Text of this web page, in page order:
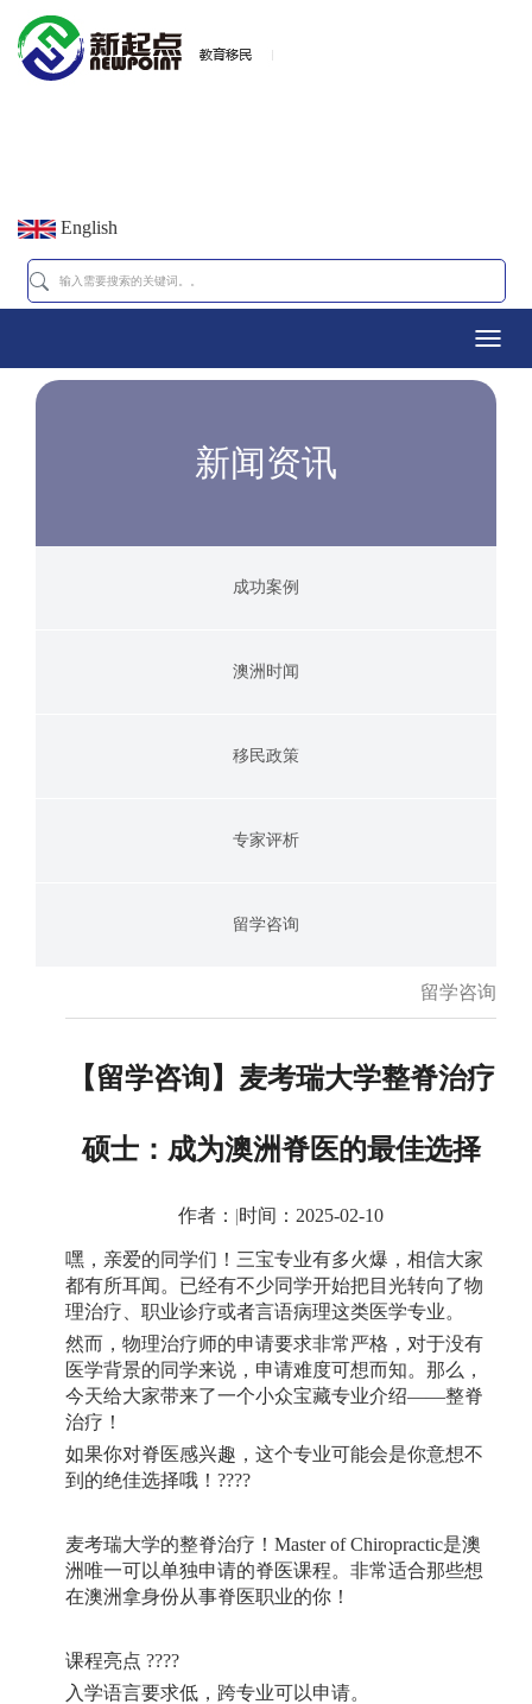
English
新闻资讯
成功案例
澳洲时闻
移民政策
专家评析
留学咨询
留学咨询
【留学咨询】麦考瑞大学整脊治疗
硕士：成为澳洲脊医的最佳选择
作者： |时间：2025-02-10
嘿，亲爱的同学们！三宝专业有多火爆，相信大家
都有所耳闻。已经有不少同学开始把目光转向了物
理治疗、职业诊疗或者言语病理这类医学专业。
然而，物理治疗师的申请要求非常严格，对于没有
医学背景的同学来说，申请难度可想而知。那么，
今天给大家带来了一个小众宝藏专业介绍——整脊
治疗！
如果你对脊医感兴趣，这个专业可能会是你意想不
到的绝佳选择哦！ ????
麦考瑞大学的整脊治疗！ Master of Chiropractic是澳
洲唯一可以单独申请的脊医课程。非常适合那些想
在澳洲拿身份从事脊医职业的你！
课程亮点 ????
入学语言要求低，跨专业可以申请。